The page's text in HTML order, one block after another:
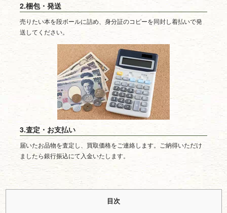
2.梱包・発送
売りたい本を段ボールに詰め、身分証のコピーを同封し着払いで発
送してください。
3.査定・お支払い
届いたお品物を査定し、買取価格をご連絡します。ご納得いただけ
ましたら銀行振込にて入金いたします。
目次